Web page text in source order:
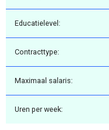
Educatielevel:
Contracttype:
Maximaal salaris:
Uren per week: